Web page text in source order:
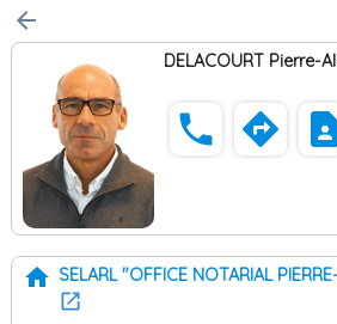
arrow_back
DELACOURT Pierre-
phone directions
home SELARL "OFFICE NOTARIAL